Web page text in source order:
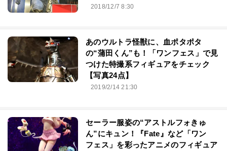
2018/12/7 8:30
あのウルトラ怪獣に、血ポタポタ
の“蒲田くん”も！「ワンフェス」で見
つけた特撮系フィギュアをチェック
【写真24点】
2019/2/14 21:30
セーラー服姿の“アストルフォきゅ
ん”にキュン！『Fate』など「ワン
フェス」を彩ったアニメのフィギュア